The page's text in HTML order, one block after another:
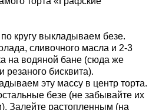
кругу выкладываем безе.
сливочного масла и 2-3
на водяной бане (сюда же
резаного бисквита).
эту массу в центр торта.
безе (не забывайте их
Залейте растопленным (на